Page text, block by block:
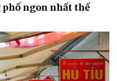
phố ngon nhất thế